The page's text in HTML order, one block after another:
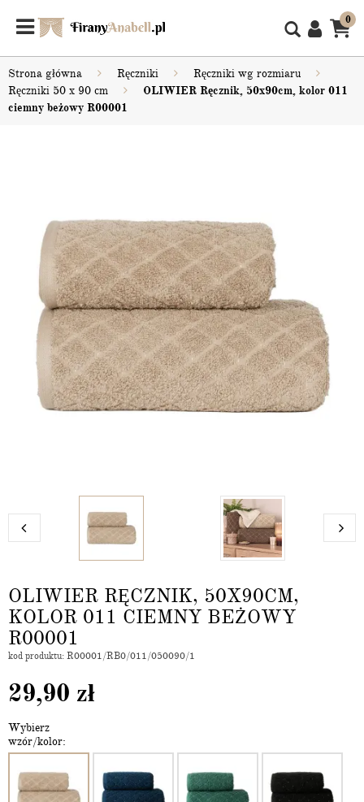
0
Strona główna Ręczniki
Ręczniki wg rozmiaru
Ręczniki 50 x 90 cm
OLIWIER Ręcznik, 50x90cm, kolor 011
ciemny beżowy R00001
OLIWIER RĘCZNIK, 50X90CM,
KOLOR 011 CIEMNY BEŻOWY
R00001
kod produktu: R00001/RB0/011/050090/1
29,90 zł
Wybierz
wzór/kolor: